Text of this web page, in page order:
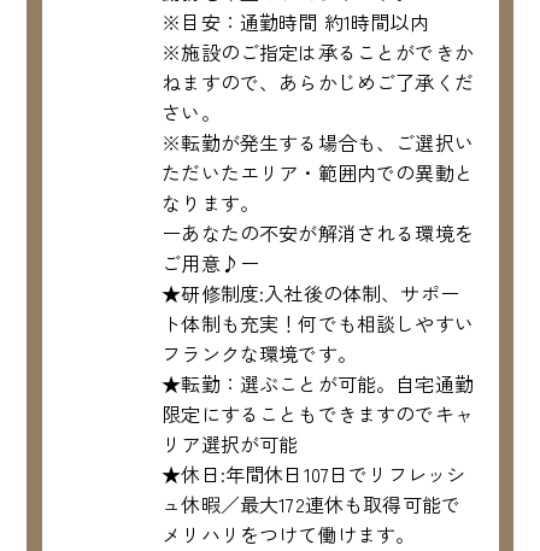
※目安：通勤時間 約1時間以内
※施設のご指定は承ることができか
ねますので、あらかじめご了承くだ
さい。
※転勤が発生する場合も、ご選択い
ただいたエリア・範囲内での異動と
なります。
ーあなたの不安が解消される環境を
ご用意♪ー
★研修制度:入社後の体制、サポー
ト体制も充実！何でも相談しやすい
フランクな環境です。
★転勤：選ぶことが可能。自宅通勤
限定にすることもできますのでキャ
リア選択が可能
★休日:年間休日107日でリフレッシ
ュ休暇／最大172連休も取得可能で
メリハリをつけて働けます。